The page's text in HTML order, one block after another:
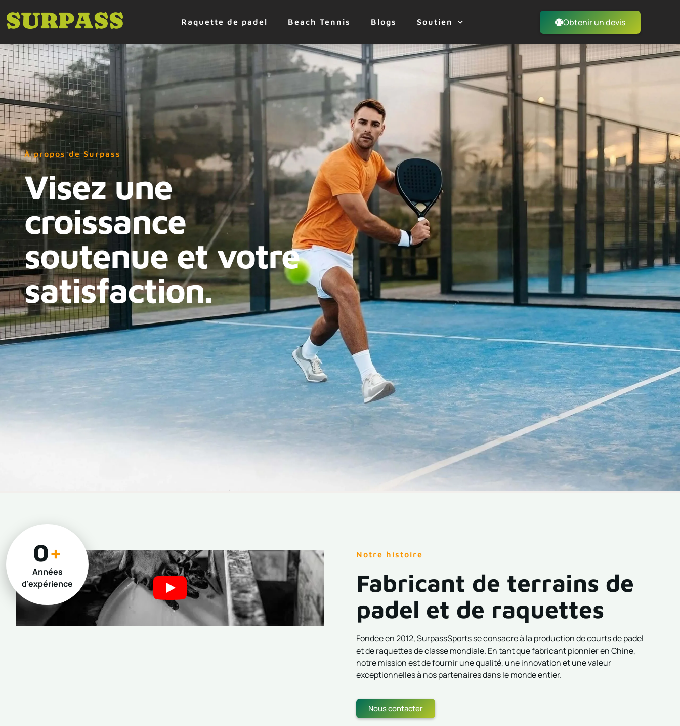
Raquette de padel Beach Tennis Blogs Soutien Obtenir un devis
À propos de Surpass
Visez une
croissance
soutenue et votre
satisfaction.
0+
Années
d'expérience
Notre histoire
Fabricant de terrains de
padel et de raquettes
Fondée en 2012, SurpassSports se consacre à la production de courts de padel
et de raquettes de classe mondiale. En tant que fabricant pionnier en Chine,
notre mission est de fournir une qualité, une innovation et une valeur
exceptionnelles à nos partenaires dans le monde entier.
Nous contacter